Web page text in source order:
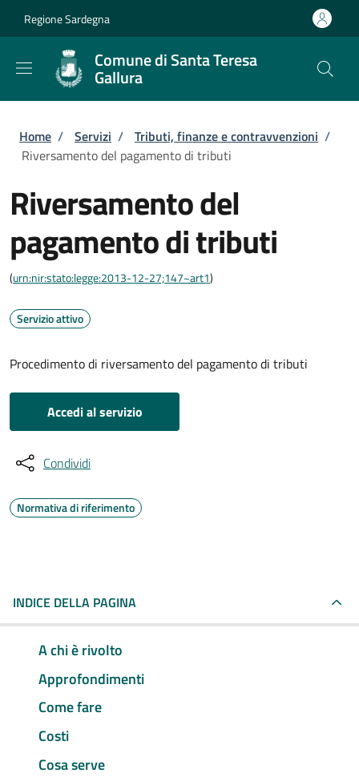
Regione Sardegna
Comune di Santa Teresa
Gallura
Briciole di pane
Home / Servizi / Tributi, finanze e contravvenzioni /
Riversamento del pagamento di tributi
Riversamento del
pagamento di tributi
(urn:nir:stato:legge:2013-12-27;147~art1)
Servizio attivo
Procedimento di riversamento del pagamento di tributi
Accedi al servizio
Condividi
Normativa di riferimento
INDICE DELLA PAGINA
A chi è rivolto
Approfondimenti
Come fare
Costi
Cosa serve